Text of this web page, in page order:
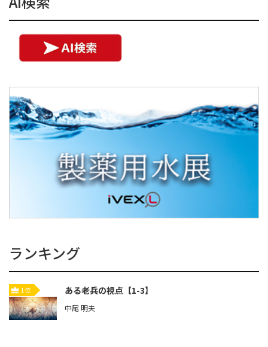
ランキング
1位 ある老兵の視点【1-3】
中尾 明夫